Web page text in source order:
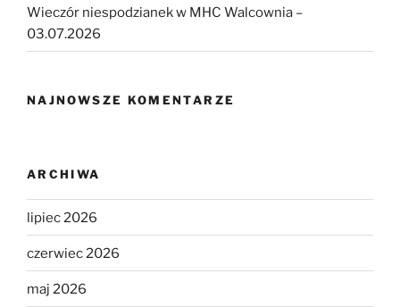
Wieczór niespodzianek w MHC Walcownia –
03.07.2026
NAJNOWSZE KOMENTARZE
ARCHIWA
lipiec 2026
czerwiec 2026
maj 2026